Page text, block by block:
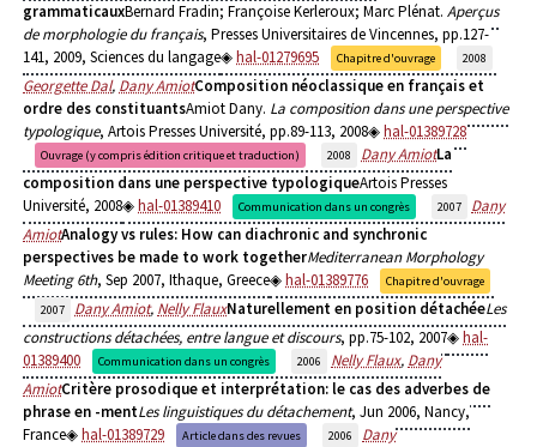
grammaticauxBernard Fradin; Françoise Kerleroux; Marc Plénat. Aperçus
de morphologie du français, Presses Universitaires de Vincennes, pp.127-
141, 2009, Sciences du langage
hal-01279695 Chapitre d'ouvrage 2008
Georgette Dal, Dany AmiotComposition néoclassique en français et
ordre des constituantsAmiot Dany. La composition dans une perspective
typologique, Artois Presses Université, pp.89-113, 2008 hal-01389728
Ouvrage (y compris édition critique et traduction) 2008 Dany AmiotLa
composition dans une perspective typologiqueArtois Presses
Université, 2008
hal-01389410 Communication dans un congrès 2007
Dany
AmiotAnalogy vs rules: How can diachronic and synchronic
perspectives be made to work togetherMediterranean Morphology
Meeting 6th, Sep 2007, Ithaque, Greece hal-01389776
Chapitre d'ouvrage
2007
Dany Amiot, Nelly FlauxNaturellement en position détachéeLes
constructions détachées, entre langue et discours, pp.75-102, 2007
hal-
01389400
Communication dans un congrès 2006 Nelly Flaux, Dany
AmiotCritère prosodique et interprétation: le cas des adverbes de
phrase en -mentLes linguistiques du détachement, Jun 2006, Nancy,
France
hal-01389729 Article dans des revues 2006
Dany